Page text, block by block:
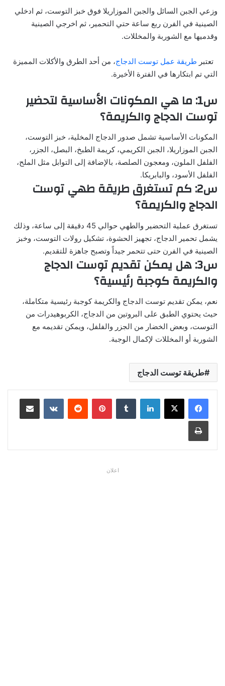
وزعي الجبن السائل والجبن الموزاريلا فوق خبز التوست، ثم ادخلي
الصينية في الفرن ربع ساعة حتي التحمير، ثم اخرجي الصينية
وقدميها مع الشوربة والمخللات.
تعتبر طريقة عمل توست الدجاج، من أحد الطرق والأكلات المميزة
التي تم ابتكارها في الفترة الأخيرة.
س1: ما هي المكونات الأساسية لتحضير
توست الدجاج والكريمة؟
المكونات الأساسية تشمل صدور الدجاج المخلية، خبز التوست،
الجبن الموزاريلا، الجبن الكريمي، كريمة الطبخ، البصل، الجزر،
الفلفل الملون، ومعجون الصلصة، بالإضافة إلى التوابل مثل الملح،
الفلفل الأسود، والبابريكا.
س2: كم تستغرق طريقة طهي توست
الدجاج والكريمة؟
تستغرق عملية التحضير والطهي حوالي 45 دقيقة إلى ساعة، وذلك
يشمل تحمير الدجاج، تجهيز الحشوة، تشكيل رولات التوست، وخبز
الصينية في الفرن حتى تتحمر جيداً وتصبح جاهزة للتقديم.
س3: هل يمكن تقديم توست الدجاج
والكريمة كوجبة رئيسية؟
نعم، يمكن تقديم توست الدجاج والكريمة كوجبة رئيسية متكاملة،
حيث يحتوي الطبق على البروتين من الدجاج، الكربوهيدرات من
التوست، وبعض الخضار من الجزر والفلفل، ويمكن تقديمه مع
الشوربة أو المخللات لإكمال الوجبة.
طريقة توست الدجاج
لينكدإن بينتيريست مشاركة عبر البريد
طباعة
اعلان